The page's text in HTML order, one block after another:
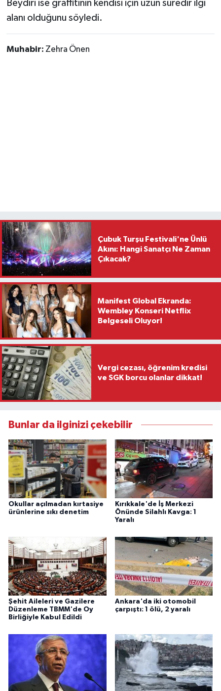
Beydiri ise graffitinin kendisi için uzun süredir ilgi
alanı olduğunu söyledi.
Muhabir: Zehra Önen
Çubuk Turşu Festivali'ne Ünlü
Akını: Hangi Sanatçı Ne Zaman
Çıkacak?
Manifest Global Ekranda:
Wembley Konseri Netflix
Belgeseli Oluyor!
Vergi cezası, öğrenim kredisi
ve SGK borcu olanlar dikkat!
Bunlar da ilginizi çekebilir
Okullar açılmadan kırtasiye
ürünlerine sıkı denetim
Kırıkkale'de İş Merkezi
Önünde Silahlı Kavga: 1
Yaralı
Şehit Aileleri ve Gazilere
Düzenleme TBMM'de Oy
Birliğiyle Kabul Edildi
Ankara'da iki otomobil
çarpıştı: 1 ölü, 2 yaralı